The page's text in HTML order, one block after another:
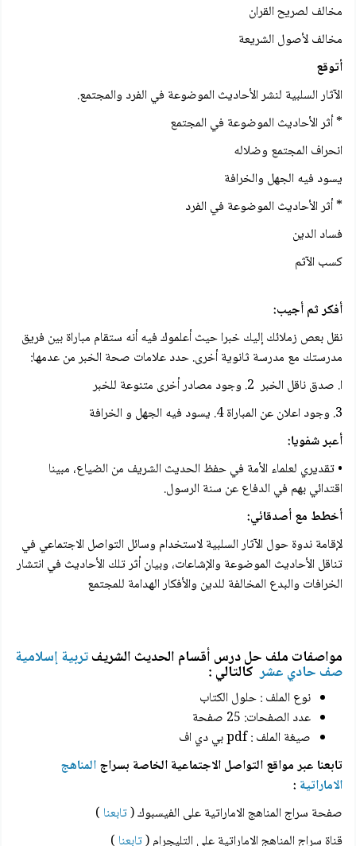
مخالف لصريح القران
مخالف لأصول الشريعة
أتوقع
الآثار السلبية لنشر الأحاديث الموضوعة في الفرد والمجتمع.
* أثر الأحاديث الموضوعة في المجتمع
انحراف المجتمع وضلاله
يسود فيه الجهل والخرافة
* أثر الأحاديث الموضوعة في الفرد
فساد الدين
كسب الآثم
أفكر ثم أجيب:
نقل بعص زملائك إليك خبرا حيث أعلموك فيه أنه ستقام مباراة بين فريق
مدرستك مع مدرسة ثانوية أخرى. حدد علامات صحة الخبر من عدمها:
ا. صدق ناقل الخبر 2. وجود مصادر أخرى متنوعة للخبر
3. وجود اعلان عن المباراة 4. يسود فيه الجهل و الخرافة
أعبر شفويا:
• تقديري لعلماء الأمة في حفظ الحديث الشريف من الضياع، مبينا
اقتدائي بهم في الدفاع عن سنة الرسول.
أخطط مع أصدقائي:
لإقامة ندوة حول الآثار السلبية لاستخدام وسائل التواصل الاجتماعي في
تناقل الأحاديث الموضوعة والإشاعات، وبيان أثر تلك الأحاديث في انتشار
الخرافات والبدع المخالفة للدين والأفكار الهدامة للمجتمع
مواصفات ملف حل درس أقسام الحديث الشريفتربية إسلامية
صف حادي عشركالتالي :
نوع الملف : حلول الكتاب
عدد الصفحات: 25 صفحة
صيغة الملف : pdf بي دي اف
تابعنا عبر مواقع التواصل الاجتماعية الخاصة بسراجالمناهج
الاماراتية :
صفحة سراج المناهج الاماراتية على الفيسبوك (تابعنا )
قناة سراج المناهج الاماراتية على التليجرام (تابعنا )